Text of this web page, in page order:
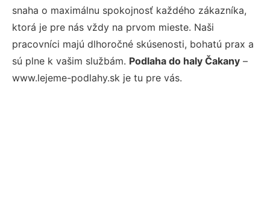
snaha o maximálnu spokojnosť každého zákazníka,
ktorá je pre nás vždy na prvom mieste. Naši
pracovníci majú dlhoročné skúsenosti, bohatú prax a
sú plne k vašim službám. Podlaha do haly Čakany –
www.lejeme-podlahy.sk je tu pre vás.